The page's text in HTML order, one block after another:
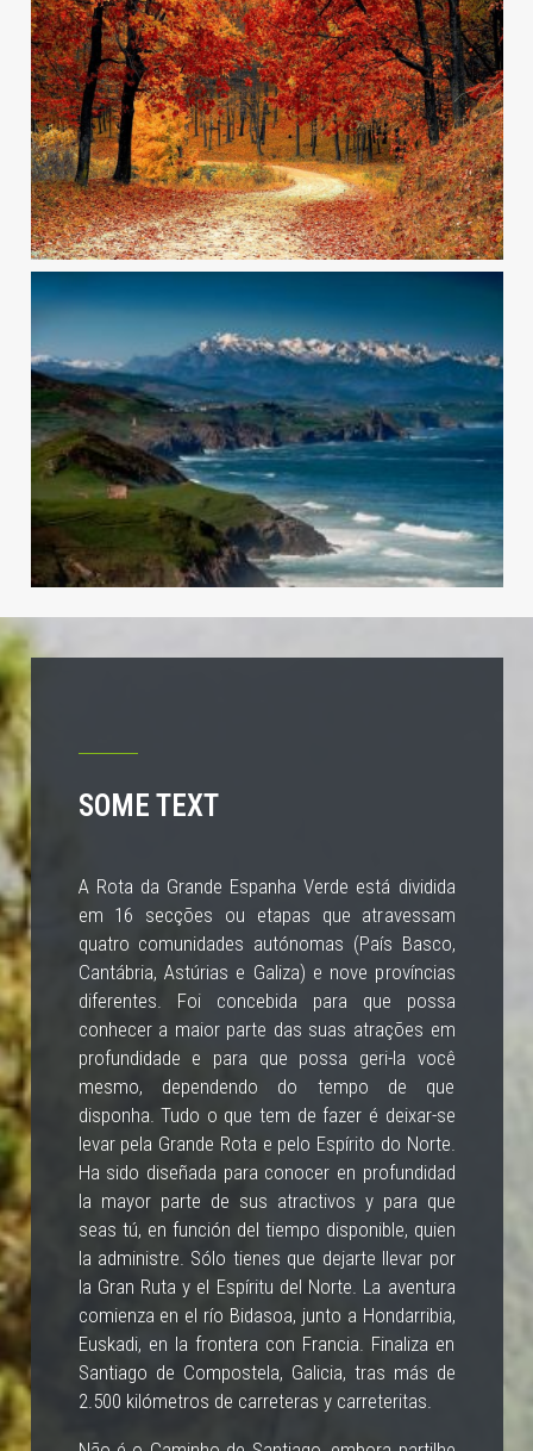
SOME TEXT
A Rota da Grande Espanha Verde está dividida
em 16 secções ou etapas que atravessam
quatro comunidades autónomas (País Basco,
Cantábria, Astúrias e Galiza) e nove províncias
diferentes. Foi concebida para que possa
conhecer a maior parte das suas atrações em
profundidade e para que possa geri-la você
mesmo, dependendo do tempo de que
disponha. Tudo o que tem de fazer é deixar-se
levar pela Grande Rota e pelo Espírito do Norte.
Ha sido diseñada para conocer en profundidad
la mayor parte de sus atractivos y para que
seas tú, en función del tiempo disponible, quien
la administre. Sólo tienes que dejarte llevar por
la Gran Ruta y el Espíritu del Norte. La aventura
comienza en el río Bidasoa, junto a Hondarribia,
Euskadi, en la frontera con Francia. Finaliza en
Santiago de Compostela, Galicia, tras más de
2.500 kilómetros de carreteras y carreteritas.